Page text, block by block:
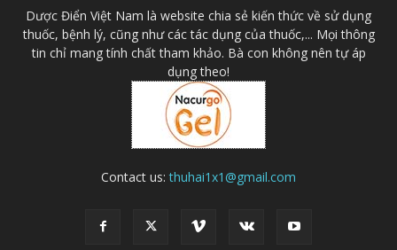
Dược Điển Việt Nam là website chia sẻ kiến thức về sử dụng
thuốc, bệnh lý, cũng như các tác dụng của thuốc,... Mọi thông
tin chỉ mang tính chất tham khảo. Bà con không nên tự áp
dụng theo!
Contact us:thuhai1x1@gmail.com